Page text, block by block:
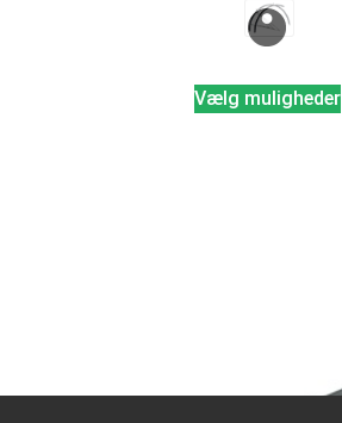
Vælg muligheder